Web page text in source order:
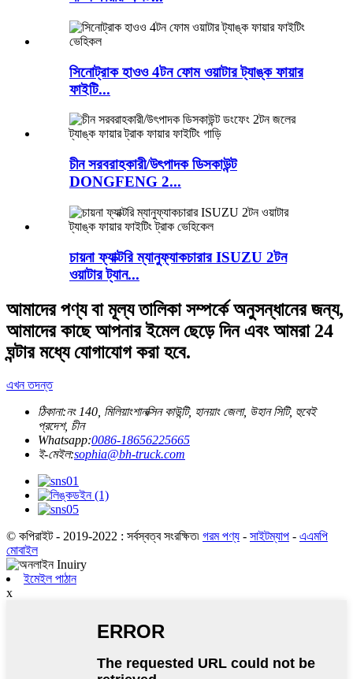
সিনোট্রাক হাওও 4টন ফোম ওয়াটার ট্যাঙ্ক ফায়ার
ফাইটি...
চীন সরবরাহকারী/উৎপাদক ডিসকাউন্ট
DONGFENG 2...
চায়না ফ্যাক্টরি ম্যানুফ্যাকচারার ISUZU 2টন
ওয়াটার ট্যান...
আমাদের পণ্য বা মূল্য তালিকা সম্পর্কে অনুসন্ধানের জন্য,
আমাদের কাছে আপনার ইমেল ছেড়ে দিন এবং আমরা 24
ঘন্টার মধ্যে যোগাযোগ করা হবে.
এখন তদন্ত
ঠিকানা:নং 140, মিলিয়াংশানক্সিন কাউন্টি, হানয়াং জেলা, উহান সিটি, হুবেই
প্রদেশ, চীন
Whatsapp:0086-18656225665
ই-মেইল:sophia@bh-truck.com
© কপিরাইট - 2019-2022 : সর্বস্বত্ব সংরক্ষিত৷ গরম পণ্য - সাইটম্যাপ - এএমপি
মোবাইল
ইমেইল পাঠান
x